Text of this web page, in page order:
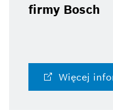
firmy Bosch
Więcej